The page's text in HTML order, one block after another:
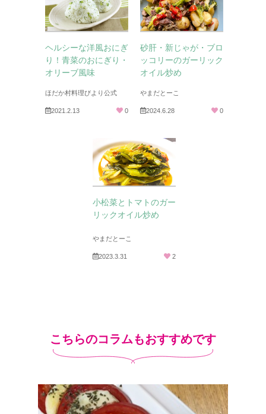
ヘルシーな洋風おにぎ
り！青菜のおにぎり・
オリーブ風味
ほだか村料理びより公式
2021.2.13 0
砂肝・新じゃが・ブロ
ッコリーのガーリック
オイル炒め
やまだとーこ
2024.6.28 0
小松菜とトマトのガー
リックオイル炒め
やまだとーこ
2023.3.31 2
こちらのコラムもおすすめです